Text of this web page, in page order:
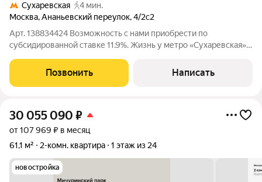
Сухаревская
4 мин.
Москва,Ананьевский переулок,4/2с2
Арт. 138834424 Возможность с нами приобрести по
субсидированной ставке 11.9%. Жизнь у метро «Сухаревская» в
ритма центра города и развитой инфраструктуры. Район
характеризуется высокой
Позвонить Написать
30 055 090 ₽
от 107 969 ₽ в месяц
61,1 м²
2-комн. квартира 1 этаж из 24
новостройка